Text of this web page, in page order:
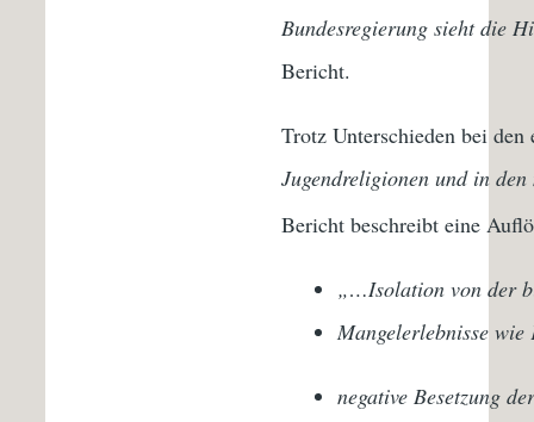
Bundesregierung sieht die
Bericht.
Trotz Unterschieden bei
Jugendreligionen und in
Bericht beschreibt eine
„…Isolation von der
Mangelerlebnisse
negative Besetzung